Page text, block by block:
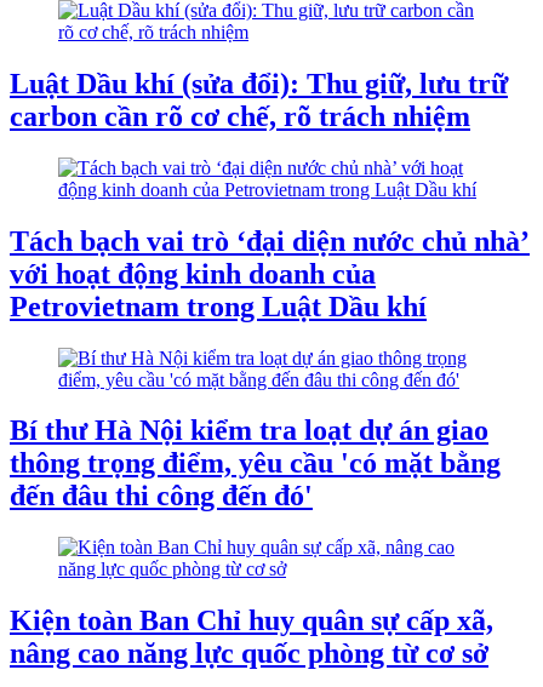
Luật Dầu khí (sửa đổi): Thu giữ, lưu trữ
carbon cần rõ cơ chế, rõ trách nhiệm
Tách bạch vai trò ‘đại diện nước chủ nhà’
với hoạt động kinh doanh của
Petrovietnam trong Luật Dầu khí
Bí thư Hà Nội kiểm tra loạt dự án giao
thông trọng điểm, yêu cầu 'có mặt bằng
đến đâu thi công đến đó'
Kiện toàn Ban Chỉ huy quân sự cấp xã,
nâng cao năng lực quốc phòng từ cơ sở